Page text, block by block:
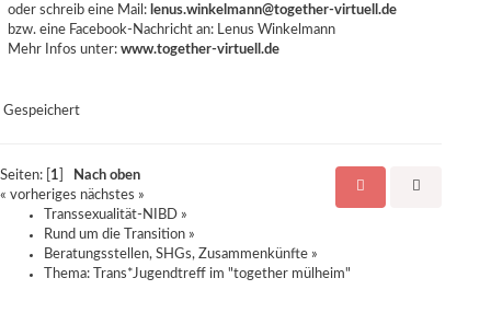
oder schreib eine Mail: lenus.winkelmann@together-virtuell.de
bzw. eine Facebook-Nachricht an: Lenus Winkelmann
Mehr Infos unter: www.together-virtuell.de
Gespeichert
Seiten: [ 1
Nach oben
« vorheriges nächstes »
Transsexualität-NIBD »
Rund um die Transition »
Beratungsstellen, SHGs, Zusammenkünfte »
Thema:
Trans*Jugendtreff im "together mülheim"